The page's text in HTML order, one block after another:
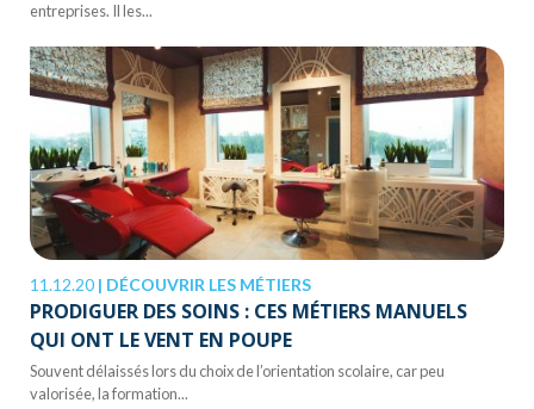
entreprises. Il les...
11.12.20 | DÉCOUVRIR LES MÉTIERS
PRODIGUER DES SOINS : CES MÉTIERS MANUELS
QUI ONT LE VENT EN POUPE
Souvent délaissés lors du choix de l’orientation scolaire, car peu
valorisée, la formation...